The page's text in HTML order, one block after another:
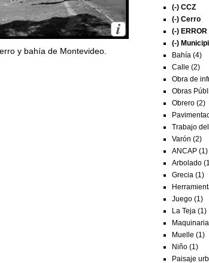
y bahía de Montevideo.
(-) CCZ
(-) Cerro
(-) ERROR
(-)
Bahía (4)
Calle (2)
Obra de
Obras
Obrero (2)
Trabajo
Varón (2)
ANCAP (1)
Arbolado
Grecia (1)
Juego (1)
La Teja (1)
Muelle (1)
Niño (1)
Paisaje